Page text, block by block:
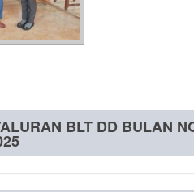
BLT DD BULAN